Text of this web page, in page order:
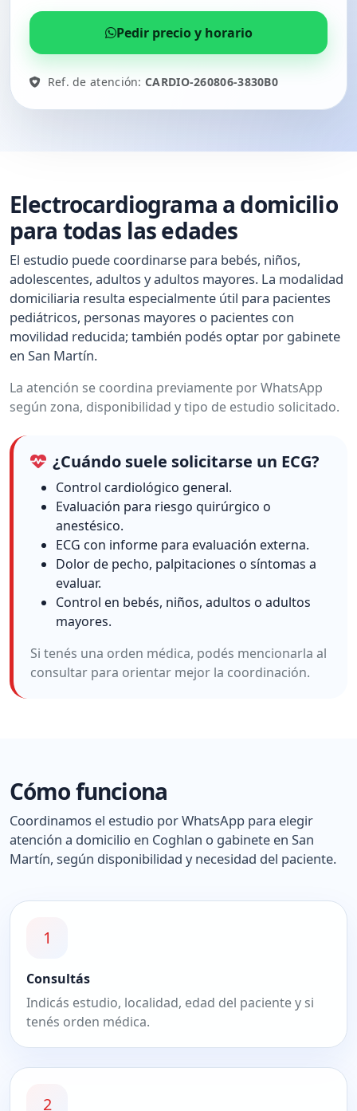
Pedir precio y horario
Ref. de atención:CARDIO-260806-3830B0
Electrocardiograma a domicilio
para todas las edades
El estudio puede coordinarse para bebés, niños,
adolescentes, adultos y adultos mayores. La modalidad
domiciliaria resulta especialmente útil para pacientes
pediátricos, personas mayores o pacientes con
movilidad reducida; también podés optar por gabinete
en San Martín.
La atención se coordina previamente por WhatsApp
según zona, disponibilidad y tipo de estudio solicitado.
¿Cuándo suele solicitarse un ECG?
Control cardiológico general.
Evaluación para riesgo quirúrgico o
anestésico.
ECG con informe para evaluación externa.
Dolor de pecho, palpitaciones o síntomas a
evaluar.
Control en bebés, niños, adultos o adultos
mayores.
Si tenés una orden médica, podés mencionarla al
consultar para orientar mejor la coordinación.
Cómo funciona
Coordinamos el estudio por WhatsApp para elegir
atención a domicilio en Coghlan o gabinete en San
Martín, según disponibilidad y necesidad del paciente.
1
Consultás
Indicás estudio, localidad, edad del paciente y si
tenés orden médica.
2